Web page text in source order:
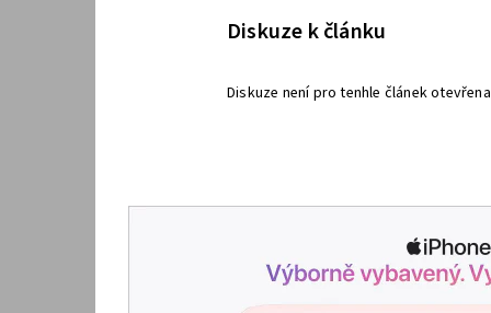
Diskuze k článku
Diskuze není pro tenhle článek